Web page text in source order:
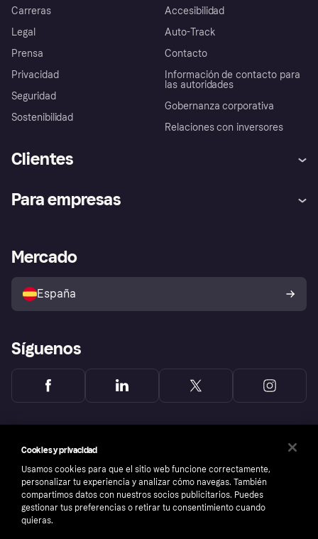
Carreras
Legal
Prensa
Privacidad
Seguridad
Sostenibilidad
Accesibilidad
Auto-Track
Contacto
Información de contacto para
las autoridades
Gobernanza corporativa
Relaciones con inversores
Clientes
Inicio de sesión
Directorio de tiendas
Política de protección al
comprador de Klarna
Reclamaciones
Para empresas
Acceso empresas
Mercado
España
Síguenos
Cookies y privacidad
Usamos cookies para que el sitio web funcione correctamente,
personalizar tu experiencia y analizar cómo navegas. También
compartimos datos con nuestros socios publicitarios. Puedes
gestionar tus preferencias o retirar tu consentimiento cuando
quieras.